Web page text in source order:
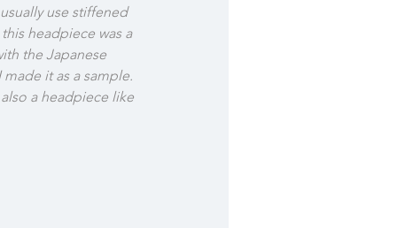
use stiffened
headpiece was a
the Japanese
it as a sample.
a headpiece like